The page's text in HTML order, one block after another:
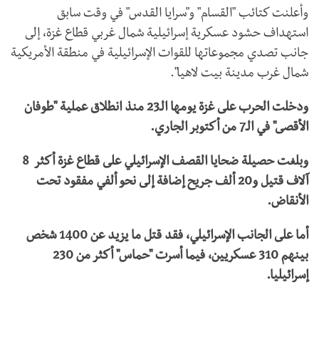
وأعلنت كتائب "القسام" و"سرايا القدس" في وقت سابق
استهداف حشود عسكرية إسرائيلية شمال غربي قطاع غزة، إلى
جانب تصدي مجموعاتها للقوات الإسرائيلية في منطقة الأمريكية
شمال غرب مدينة بيت لاهيا".
ودخلت الحرب على غزة يومها الـ23 منذ انطلاق عملية "طوفان
الأقصى" في الـ7 من أكتوبر الجاري.
وبلغت حصيلة ضحايا القصف الإسرائيلي على قطاع غزة أكثر 8
آلاف قتيل و20 ألف جريح إضافة إلى نحو ألفي مفقود تحت
الأنقاض.
أما على الجانب الإسرائيلي، فقد قتل ما يزيد عن 1400 شخص
بينهم 310 عسكريين، فيما أسرت "حماس" أكثر من 230
إسرائيليا.